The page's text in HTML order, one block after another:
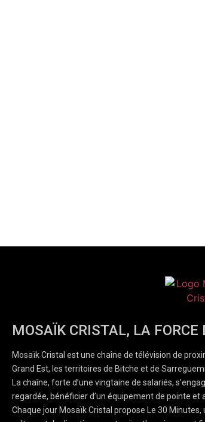
MOSAÏK CRISTAL, LA FORCE
Mosaïk Cristal est une chaîne de télévision de
Grand Est, les territoires de Bitche et de
La chaîne, forte d’une vingtaine de salariés,
regardée, bénéficier d’un équipement de pointe et
Chaque jour Mosaïk Cristal propose Le 30